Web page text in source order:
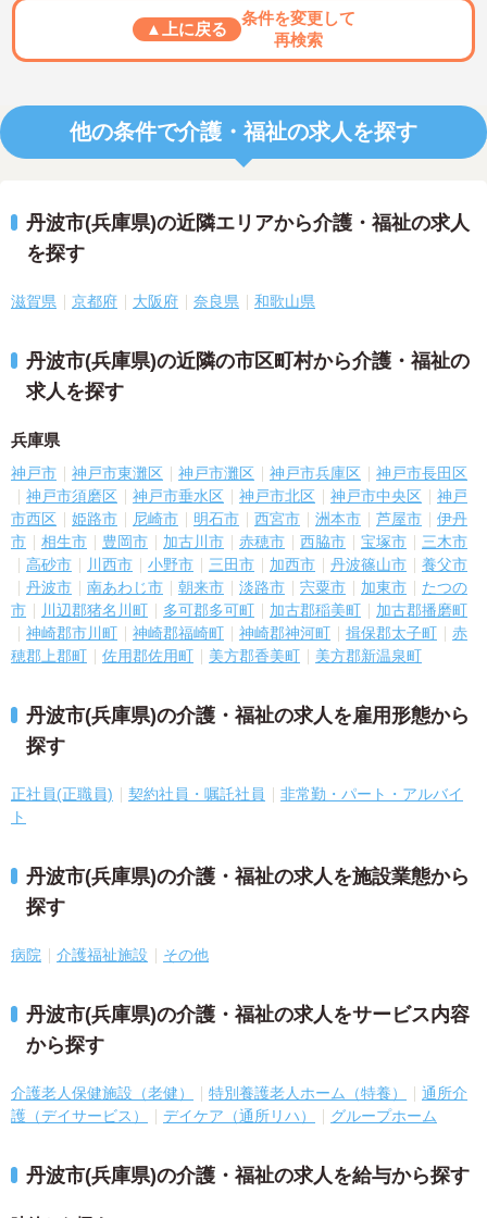
▲上に戻る
条件を変更して
再検索
他の条件で介護・福祉の求人を探す
丹波市(兵庫県)の近隣エリアから介護・福祉の求人
を探す
滋賀県 京都府 大阪府 奈良県 和歌山県
丹波市(兵庫県)の近隣の市区町村から介護・福祉の
求人を探す
兵庫県
神戸市 神戸市東灘区 神戸市灘区 神戸市兵庫区
神戸市長田区
神戸市須磨区
神戸市垂水区 神戸市北区 神戸市中央区
神戸
市西区
姫路市 尼崎市 明石市 西宮市 洲本市 芦屋市
伊丹
市
相生市 豊岡市 加古川市 赤穂市 西脇市 宝塚市
三木市
高砂市
川西市 小野市 三田市 加西市 丹波篠山市
養父市
丹波市
南あわじ市 朝来市 淡路市 宍粟市 加東市
たつの
市
川辺郡猪名川町 多可郡多可町 加古郡稲美町
加古郡播磨町
神崎郡市川町
神崎郡福崎町 神崎郡神河町 揖保郡太子町
赤
穂郡上郡町
佐用郡佐用町 美方郡香美町 美方郡新温泉町
丹波市(兵庫県)の介護・福祉の求人を雇用形態から
探す
正社員(正職員) 契約社員・嘱託社員
非常勤・パート・アルバイ
ト
丹波市(兵庫県)の介護・福祉の求人を施設業態から
探す
病院 介護福祉施設 その他
丹波市(兵庫県)の介護・福祉の求人をサービス内容
から探す
介護老人保健施設（老健） 特別養護老人ホーム（特養）
通所介
護（デイサービス）
デイケア（通所リハ） グループホーム
丹波市(兵庫県)の介護・福祉の求人を給与から探す